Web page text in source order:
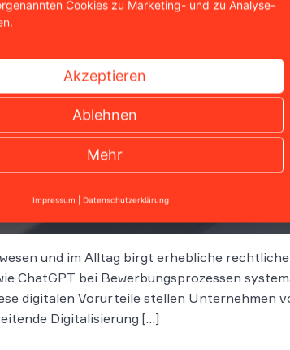
Intelligenz im Personalwesen
und im Alltag birgt erhebliche
ChatGPT bei Bewerbungsprozessen
digitalen Vorurteile stellen Unternehmen
Digitalisierung […]
Cookies zu Marketing- und zu Analyse-
Akzeptieren
Ablehnen
Mehr
Impressum Datenschutzerklärung